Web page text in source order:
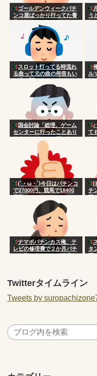
ゴールデンウィークパチ
ンコ屋ばっかり行ってた養
分いるでしょ
う
れ
スロット打ってる時流れ
る曲って元の曲の何倍もい
い曲に聞こえるよね
ル
ら
国会討論「総理、ゲーム
センターに行ったことあり
ますか？パチンコ行ったこ
とありますか？」
て
う
(´・ω・`)今日はパチンコ
で27000円、競馬で18400
円勝ちました
[
チ
円
ナマポパチンカス俺、テ
レビの修理費で２か月パチ
ンコ打てないことが確定し
タ
死
Twitterタイムライン
Tweets by